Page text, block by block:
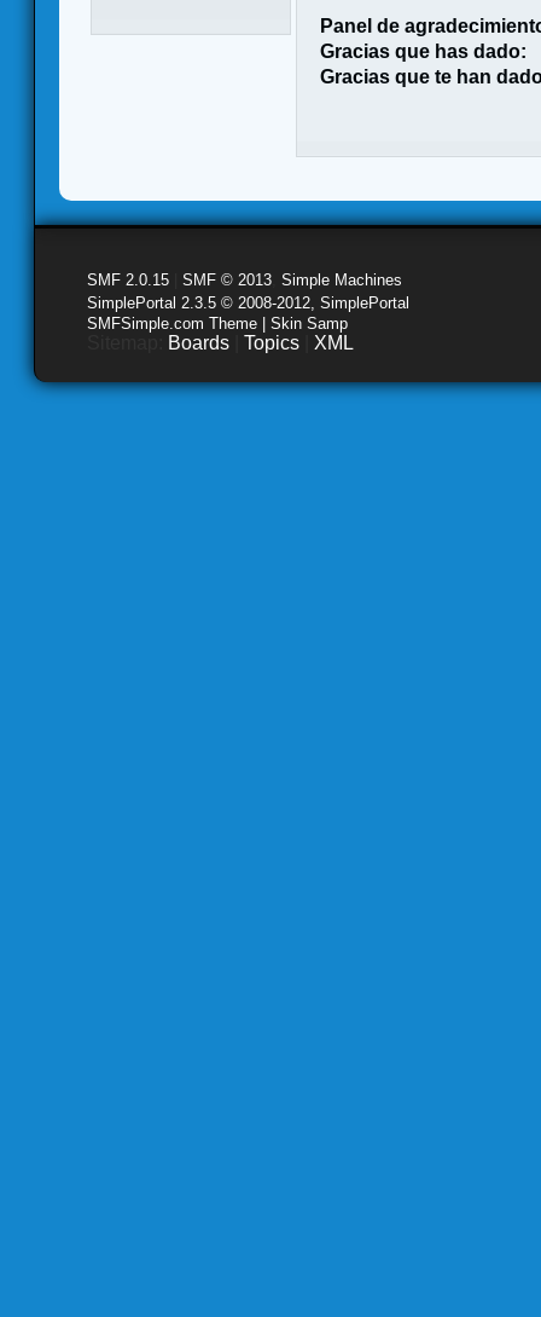
Panel de
Gracias que has dado:
Gracias que te han
SMF 2.0.15 SMF © 2013 Simple Machines
SimplePortal 2.3.5 © 2008-2012, SimplePortal
SMFSimple.com Theme | Skin Samp
Boards Topics XML